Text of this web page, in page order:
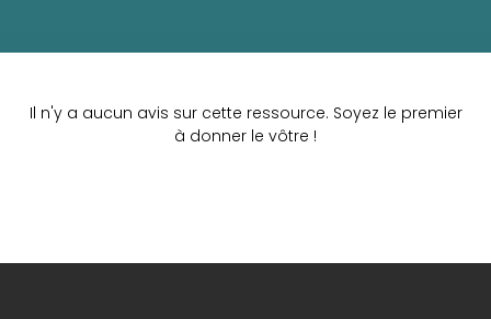
Il n'y a aucun avis sur cette ressource. Soyez le premier
à donner le vôtre !